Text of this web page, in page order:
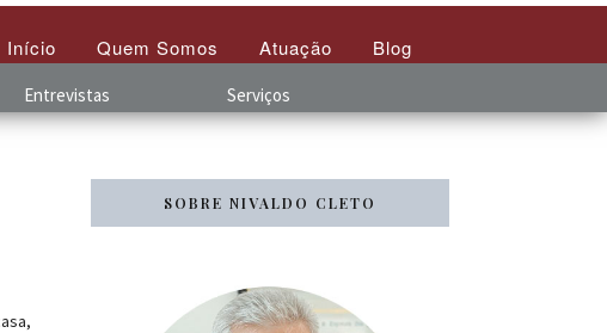
Início Quem Somos Atuação Blog
Entrevistas Serviços
SOBRE NIVALDO CLETO